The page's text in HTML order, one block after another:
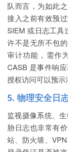
队而言，为如此
接入之前有效预
SIEM 或日志工具
许不是无所不包
审计功能，需作
CASB 是事件响
授权访问可以预示
5. 物理安全日
监视摄像系统、
胁日志也非常有
站、防火墙、